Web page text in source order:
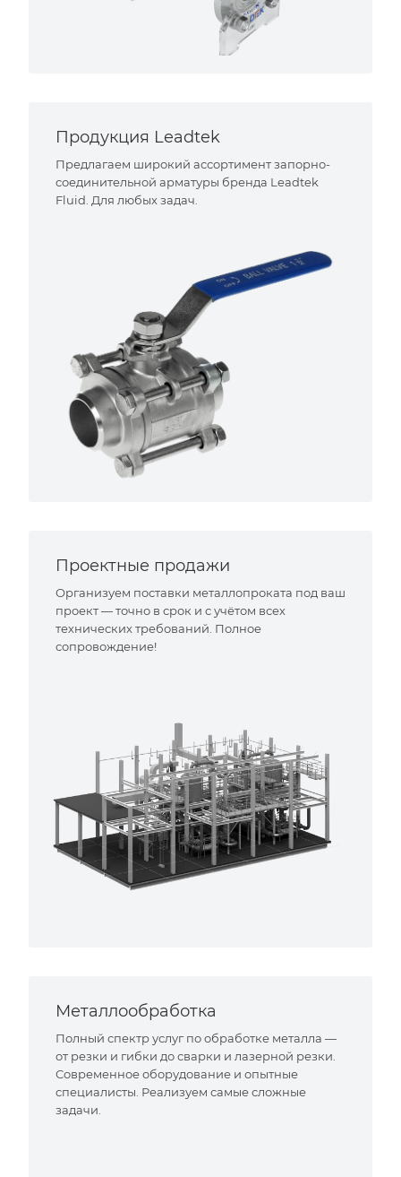
Продукция Leadtek
Предлагаем широкий ассортимент запорно-
соединительной арматуры бренда Leadtek
Fluid. Для любых задач.
Проектные продажи
Организуем поставки металлопроката под ваш
проект — точно в срок и с учётом всех
технических требований. Полное
сопровождение!
Металлообработка
Полный спектр услуг по обработке металла —
от резки и гибки до сварки и лазерной резки.
Современное оборудование и опытные
специалисты. Реализуем самые сложные
задачи.